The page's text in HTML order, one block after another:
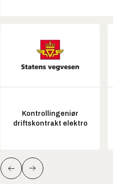
Kontrollingeniør
driftskontrakt elektro